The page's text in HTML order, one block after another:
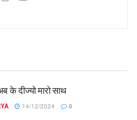
के दीज्यो मारो साथ
14/12/2024 0